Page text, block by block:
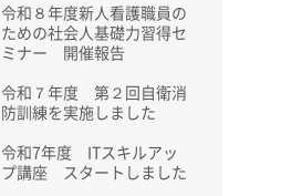
令和８年度新人看護職員の
ための社会人基礎力習得セ
ミナー 開催報告
令和７年度 第２回自衛消
防訓練を実施しました
令和7年度 ITスキルアッ
プ講座 スタートしました